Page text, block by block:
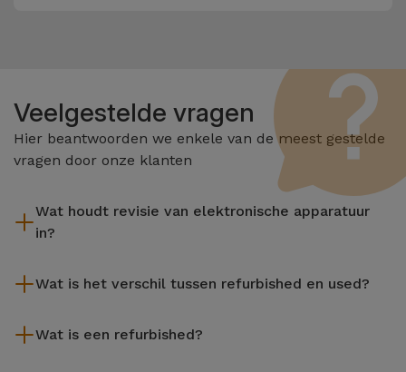
Veelgestelde vragen
Hier beantwoorden we enkele van de meest gestelde
vragen door onze klanten
Wat houdt revisie van elektronische apparatuur
in?
reiniging, en niet te vergeten het repareren van elk defect
apparatuur die door Services wordt gereviseerd,
Wat is het verschil tussen refurbished en used?
getest en voorbereid door gespecialiseerde technici om hun
Wat is een refurbished?